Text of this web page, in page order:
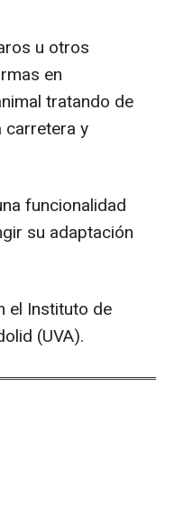
u otros
en
tratando de
carretera y
funcionalidad
su adaptación
el Instituto de
(UVA).